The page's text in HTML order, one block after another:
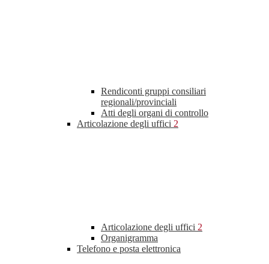
Rendiconti gruppi consiliari
regionali/provinciali
Atti degli organi di controllo
Articolazione degli uffici 2
Articolazione degli uffici 2
Organigramma
Telefono e posta elettronica